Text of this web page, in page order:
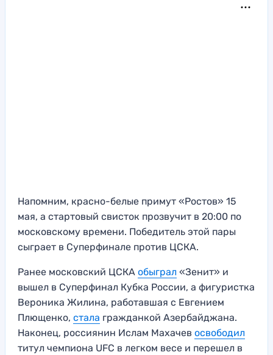
Напомним, красно-белые примут «Ростов» 15
мая, а стартовый свисток прозвучит в 20:00 по
московскому времени. Победитель этой пары
сыграет в Суперфинале против ЦСКА.
Ранее московский ЦСКА обыграл «Зенит» и
вышел в Суперфинал Кубка России, а фигуристка
Вероника Жилина, работавшая с Евгением
Плющенко, стала гражданкой Азербайджана.
Наконец, россиянин Ислам Махачев освободил
титул чемпиона UFC в легком весе и перешел в